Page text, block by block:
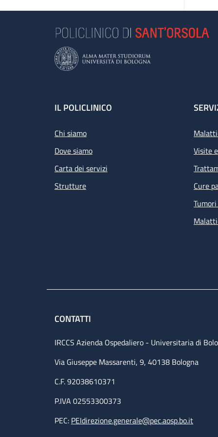
Footer
IL POLICLINICO
Chi siamo
Dove siamo
Carta dei servizi
Strutture
Visite
Cure
CONTATTI
IRCCS Azienda Ospedaliero - Universitaria di
Via Giuseppe Massarenti, 9, 40138 Bologna
C.F. 92038610371
P.IVA 02553300373
PEC: PEIdirezione.generale@pec.aosp.bo.it